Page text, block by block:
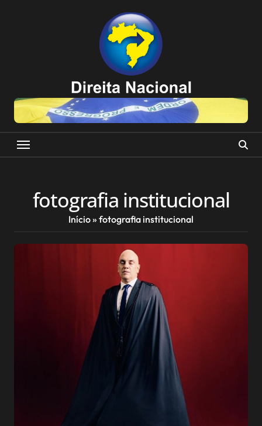
fotografia institucional
Início» fotografia institucional